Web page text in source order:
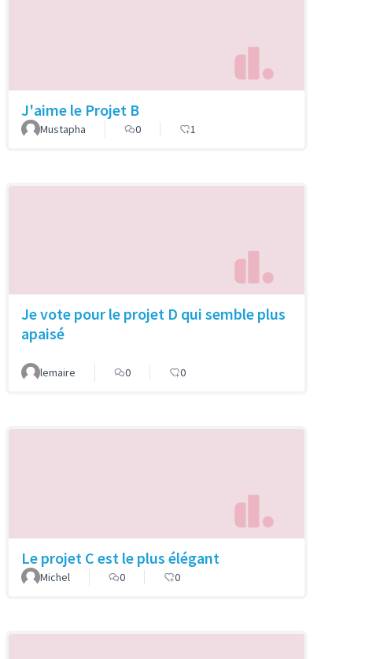
J'aime le Projet B
Mustapha 0 1
Je vote pour le projet D qui semble plus
apaisé
lemaire 0 0
Le projet C est le plus élégant
Michel 0 0